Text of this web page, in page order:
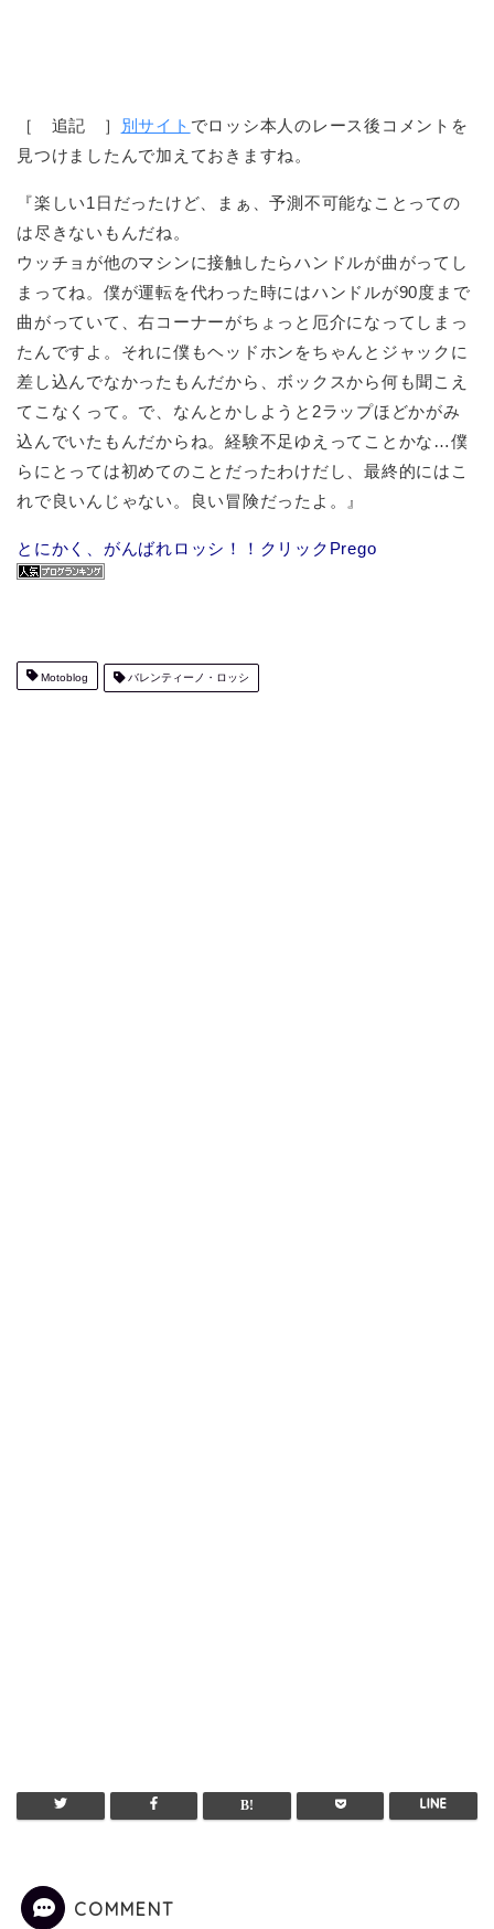
［ 追記 ］ 別サイト でロッシ本人のレース後コメントを
見つけましたんで加えておきますね。
『楽しい1日だったけど、まぁ、予測不可能なことっての
は尽きないもんだね。
ウッチョが他のマシンに接触したらハンドルが曲がってし
まってね。僕が運転を代わった時にはハンドルが90度まで
曲がっていて、右コーナーがちょっと厄介になってしまっ
たんですよ。それに僕もヘッドホンをちゃんとジャックに
差し込んでなかったもんだから、ボックスから何も聞こえ
てこなくって。で、なんとかしようと2ラップほどかがみ
込んでいたもんだからね。経験不足ゆえってことかな…僕
らにとっては初めてのことだったわけだし、最終的にはこ
れで良いんじゃない。良い冒険だったよ。』
とにかく、がんばれロッシ！！クリックPrego
Motoblog バレンティーノ・ロッシ
COMMENT